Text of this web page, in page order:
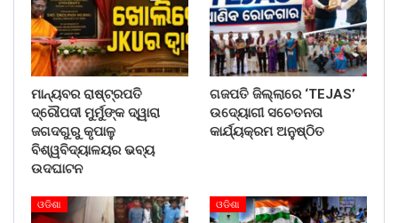
ମାନ୍ୟବର ରାଷ୍ଟ୍ରପତି
ଦ୍ରୌପଦୀ ମୁର୍ମୁଙ୍କ ଦ୍ୱାରା
ଜଗଦଗୁରୁ କୃପାଳୁ
ବିଶ୍ୱବିଦ୍ୟାଳୟର ଭବ୍ୟ
ଉଦଘାଟନ
ଗଜପତି ଜିଲ୍ଲାରେ ‘TEJAS’
ଉଦ୍ୟୋଗୀ ସଚେତନତା
କାର୍ଯ୍ୟକ୍ରମ ଅନୁଷ୍ଠିତ
ଓଡିଶା ଓଡିଶା